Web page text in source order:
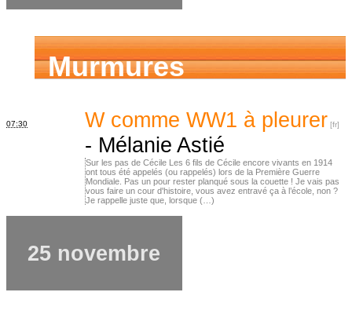
Murmures
d’ancêtres
07:30
W comme WW1 à pleurer
- Mélanie Astié
Sur les pas de Cécile Les 6 fils de Cécile encore vivants en 1914
ont tous été appelés (ou rappelés) lors de la Première Guerre
Mondiale. Pas un pour rester planqué sous la couette ! Je vais pas
vous faire un cour d'histoire, vous avez entravé ça à l’école, non ?
Je rappelle juste que, lorsque (…)
25 novembre